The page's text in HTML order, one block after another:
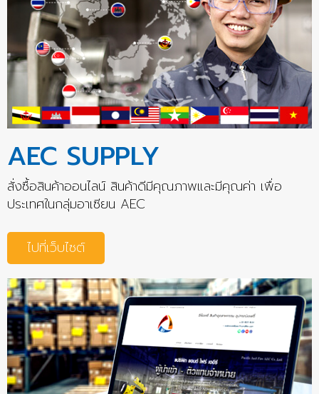
AEC SUPPLY
สั่งซื้อสินค้าออนไลน์ สินค้าดีมีคุณภาพและมีคุณค่า เพื่อ
ประเทศในกลุ่มอาเซียน AEC
ไปที่เว็บไซต์